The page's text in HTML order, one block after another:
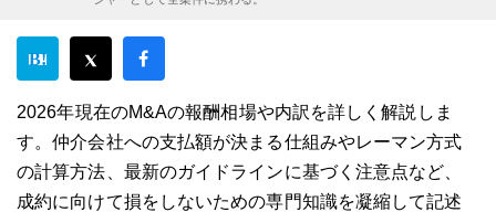
2026年現在のM&Aの報酬相場や内訳を詳しく解説しま
す。仲介会社への支払額が決まる仕組みやレーマン方式
の計算方法、最新のガイドラインに基づく注意点など、
成約に向けて損をしないための専門知識を凝縮して記述